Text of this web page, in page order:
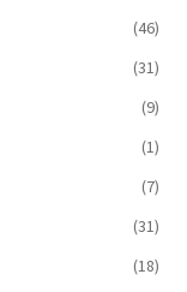
(46)
(31)
(9)
(1)
(7)
(31)
(18)